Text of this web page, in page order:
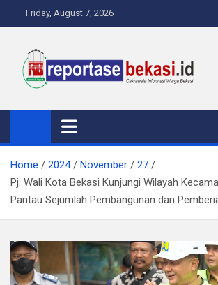
to
Friday, August 7, 2026
Reportase Bekasi
Cakrawala Informasi Warga Bekasi
Home 2024 November
27
Pj. Wali Kota Bekasi Kunjungi Wilayah
Pantau Sejumlah Pembangunan dan